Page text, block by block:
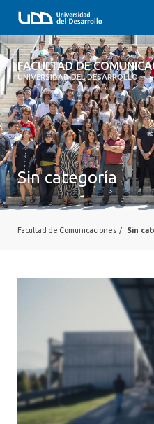
FACULTAD DE
UNIVERSIDAD DEL DESARROLLO
FACULTAD DE
INICIO
SOBRE LA FACULTAD
CARRERAS
POSTGRADOS Y EDUCACIÓN
CENTRO DE ESCRITURA
Sin categoría
Facultad de Comunicaciones / Sin